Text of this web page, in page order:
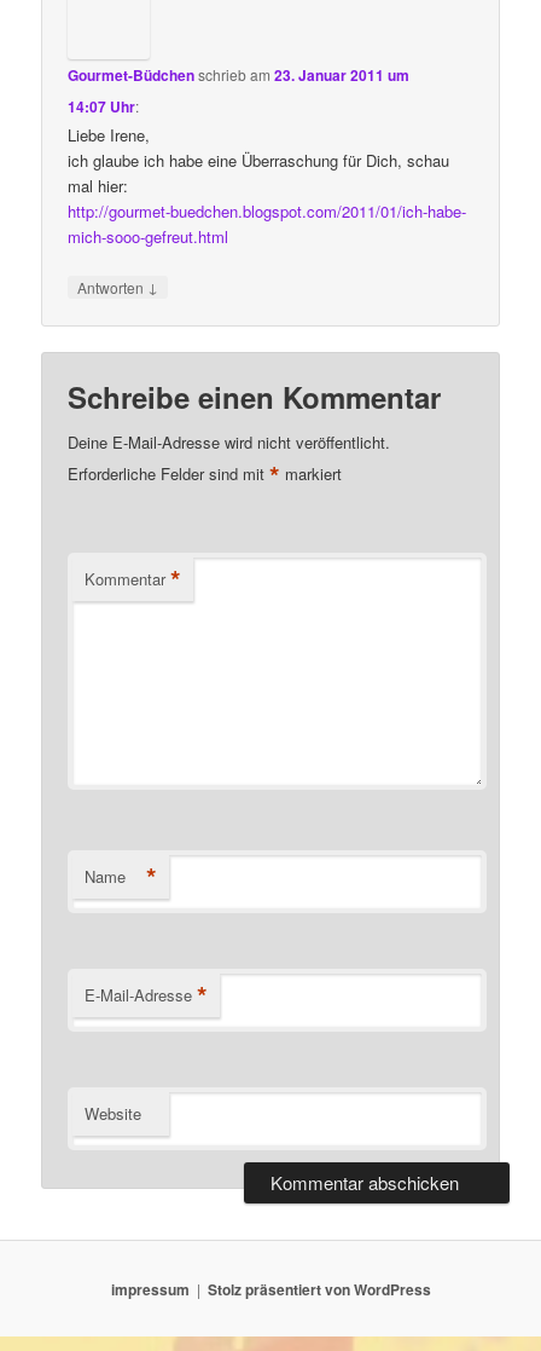
Gourmet-Büdchenschriebam23. Januar 2011 um
14:07 Uhr:
Liebe Irene,
ich glaube ich habe eine Überraschung für Dich, schau
mal hier:
http://gourmet-buedchen.blogspot.com/2011/01/ich-habe-
mich-sooo-gefreut.html
Antworten ↓
Schreibe einen Kommentar
Deine E-Mail-Adresse wird nicht veröffentlicht.
Erforderliche Felder sind mit* markiert
Kommentar *
Name *
E-Mail-Adresse *
Website
impressum Stolz präsentiert von WordPress